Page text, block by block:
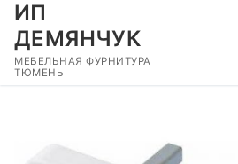
Перейти
содержимому
ИП
ДЕМЯНЧУК
МЕБЕЛЬНАЯ ФУРНИТУРА
ТЮМЕНЬ